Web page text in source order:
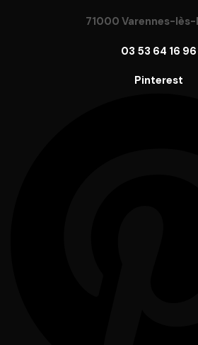
71000 Varennes-
03 53 64 16 96
Pinterest